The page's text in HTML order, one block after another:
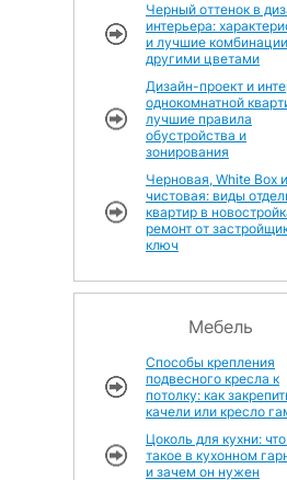
Черный оттенок в
интерьера:
и лучшие
другими цветами
Дизайн-проект и
однокомнатной
лучшие правила
обустройства и
зонирования
Черновая, White Box и
чистовая: виды
квартир в
ремонт от
ключ
Мебель
Способы крепления
подвесного кресла к
потолку: как
качели или кресло
Цоколь для кухни:
такое в кухонном
и зачем он нужен